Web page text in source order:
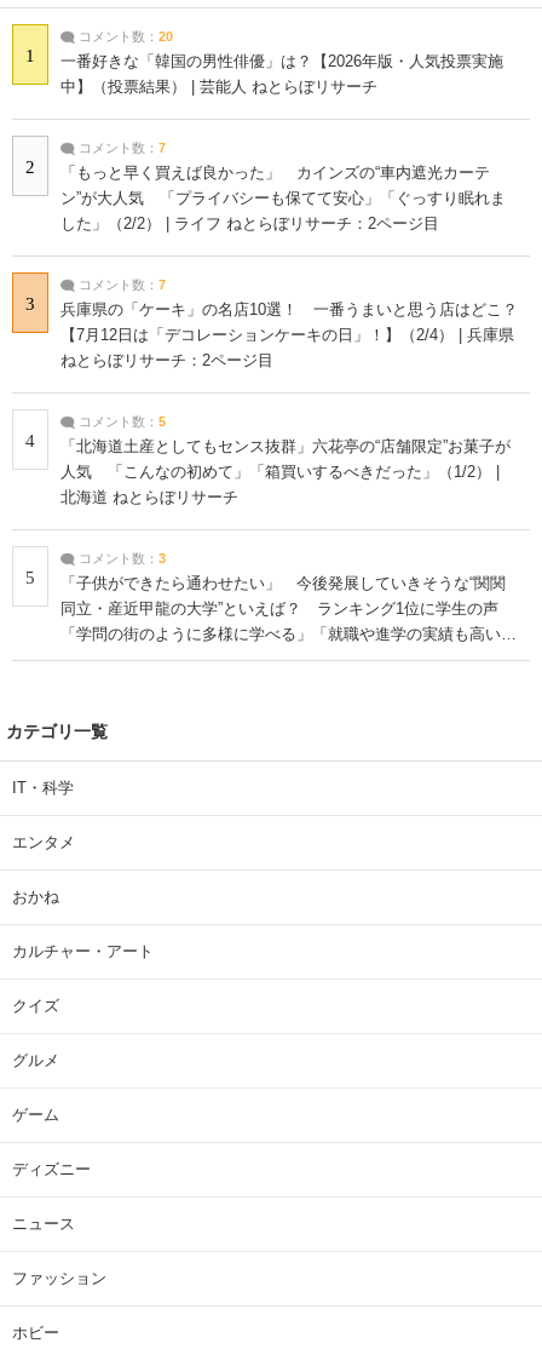
1
コメント数： 20
一番好きな「韓国の男性俳優」は？【2026年版・人気投票実施
中】（投票結果） | 芸能人 ねとらぼリサーチ
2
コメント数： 7
「もっと早く買えば良かった」 カインズの“車内遮光カーテ
ン”が大人気 「プライバシーも保てて安心」「ぐっすり眠れま
した」（2/2） | ライフ ねとらぼリサーチ：2ページ目
3
コメント数： 7
兵庫県の「ケーキ」の名店10選！ 一番うまいと思う店はどこ？
【7月12日は「デコレーションケーキの日」！】（2/4） | 兵庫県
ねとらぼリサーチ：2ページ目
4
コメント数： 5
「北海道土産としてもセンス抜群」六花亭の“店舗限定”お菓子が
人気 「こんなの初めて」「箱買いするべきだった」（1/2） |
北海道 ねとらぼリサーチ
5
コメント数： 3
「子供ができたら通わせたい」 今後発展していきそうな“関関
同立・産近甲龍の大学”といえば？ ランキング1位に学生の声
「学問の街のように多様に学べる」「就職や進学の実績も高い」
| 大学 ねとらぼリサーチ
カテゴリ一覧
IT・科学
エンタメ
おかね
カルチャー・アート
クイズ
グルメ
ゲーム
ディズニー
ニュース
ファッション
ホビー